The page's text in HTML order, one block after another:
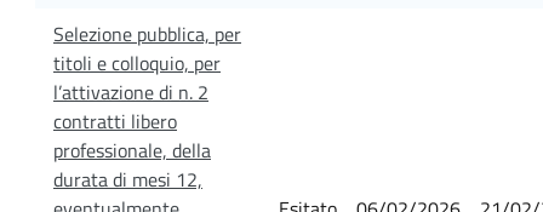
Selezione pubblica, per
titoli e colloquio, per
l’attivazione di n. 2
contratti libero
professionale, della
durata di mesi 12,